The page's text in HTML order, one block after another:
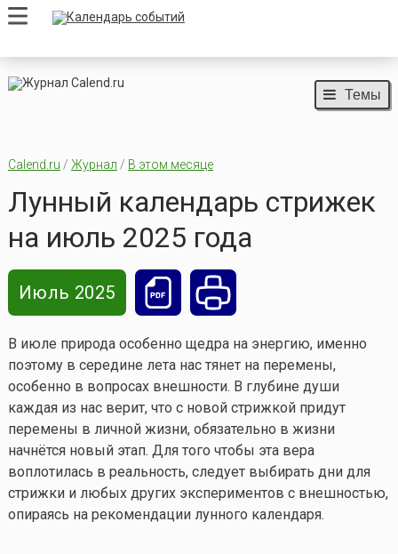
Темы
Calend.ru / Журнал / В этом месяце
Лунный календарь стрижек
на июль 2025 года
Июль 2025
В июле природа особенно щедра на энергию, именно
поэтому в середине лета нас тянет на перемены,
особенно в вопросах внешности. В глубине души
каждая из нас верит, что с новой стрижкой придут
перемены в личной жизни, обязательно в жизни
начнётся новый этап. Для того чтобы эта вера
воплотилась в реальность, следует выбирать дни для
стрижки и любых других экспериментов с внешностью,
опираясь на рекомендации лунного календаря.